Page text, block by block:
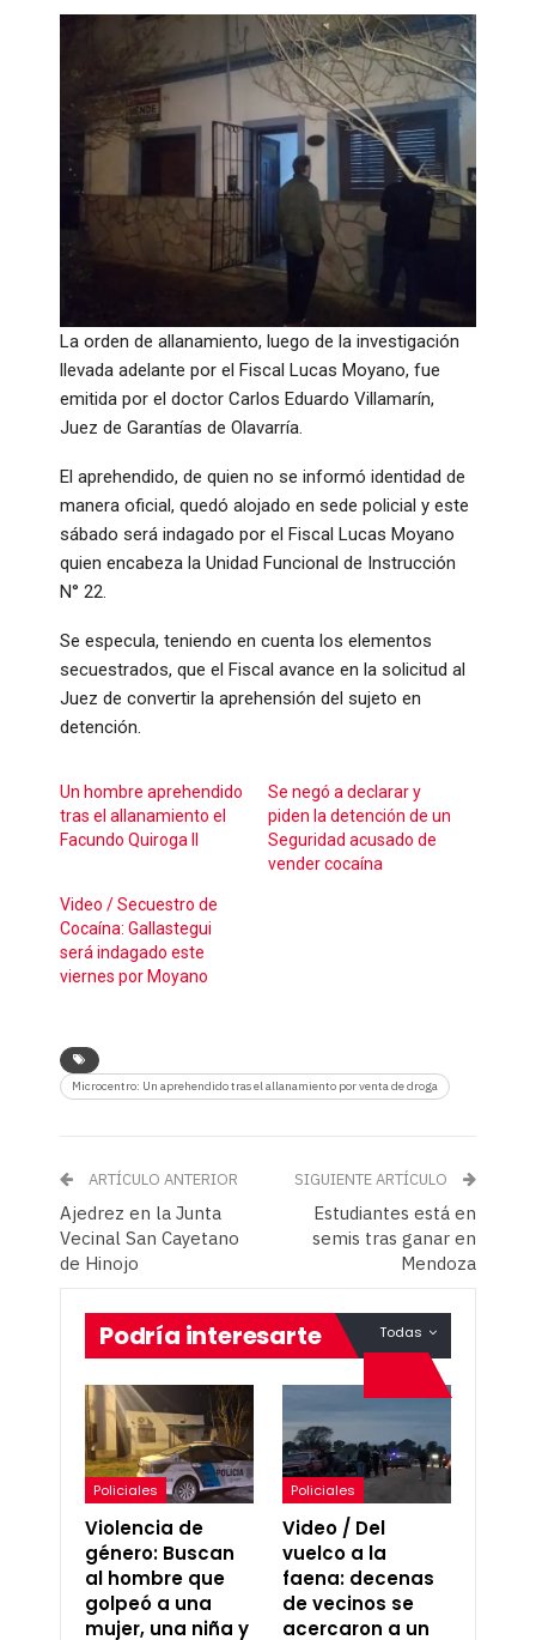
La orden de allanamiento, luego de la investigación
llevada adelante por el Fiscal Lucas Moyano, fue
emitida por el doctor Carlos Eduardo Villamarín,
Juez de Garantías de Olavarría.
El aprehendido, de quien no se informó identidad de
manera oficial, quedó alojado en sede policial y este
sábado será indagado por el Fiscal Lucas Moyano
quien encabeza la Unidad Funcional de Instrucción
N° 22.
Se especula, teniendo en cuenta los elementos
secuestrados, que el Fiscal avance en la solicitud al
Juez de convertir la aprehensión del sujeto en
detención.
Un hombre aprehendido
tras el allanamiento el
Facundo Quiroga II
Se negó a declarar y
piden la detención de un
Seguridad acusado de
vender cocaína
Video / Secuestro de
Cocaína: Gallastegui
será indagado este
viernes por Moyano
Microcentro: Un aprehendido tras el allanamiento por venta de droga
ARTÍCULO ANTERIOR
Ajedrez en la Junta
Vecinal San Cayetano
de Hinojo
SIGUIENTE ARTÍCULO
Estudiantes está en
semis tras ganar en
Mendoza
Todas
Podría interesarte
Policiales
Violencia de
género: Buscan
al hombre que
golpeó a una
mujer, una niña y
Policiales
Video / Del
vuelco a la
faena: decenas
de vecinos se
acercaron a un